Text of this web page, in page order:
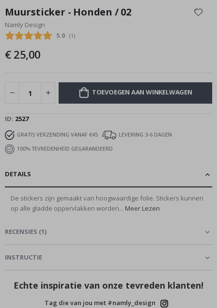
het
begin
van
afbeeldingen-
Muursticker - Honden / 02
Namly Design
Gemiddelde beoordeling:
5.0 (aantal stemmen:
1 )
€ 25,00
TOEVOEGEN AAN WINKELWAGEN
ID 2527
GRATIS VERZENDING VANAF €45
LEVERING 3-6 DAGEN
100% TEVREDENHEID GEGARANDEERD
DETAILS
De stickers zijn gemaakt van hoogwaardige folie. Stickers kunnen
op alle gladde oppervlakken worden... Meer Lezen
RECENSIES (1)
INSTRUCTIE
Echte inspiratie van onze tevreden klanten!
Tag die van jou met #namly_design